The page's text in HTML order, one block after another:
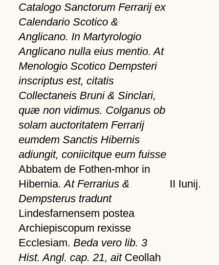
Catalogo Sanctorum Ferrarij ex
Calendario Scotico &
Anglicano. In Martyrologio
Anglicano nulla eius mentio. At
Menologio Scotico Dempsteri
inscriptus est, citatis
Collectaneis Bruni & Sinclari,
quæ non vidimus. Colganus ob
solam auctoritatem Ferrarij
eumdem Sanctis Hibernis
adiungit, coniicitque eum fuisse
Abbatem de Fothen-mhor in
Hibernia.At Ferrarius &
Dempsterus tradunt
Lindesfarnensem postea
Archiepiscopum rexisse
Ecclesiam. Beda vero lib. 3
Hist. Angl. cap. 21, aitCeollah
II Iunij.